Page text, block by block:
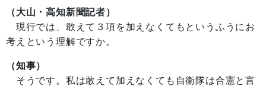
（大山・高知新聞記者）
現行では、敢えて３項を加えなくてもというふうにお
考えという理解ですか。
（知事）
そうです。私は敢えて加えなくても自衛隊は合憲と言